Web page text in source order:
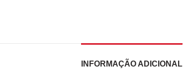
INFORMAÇÃO ADICIONAL